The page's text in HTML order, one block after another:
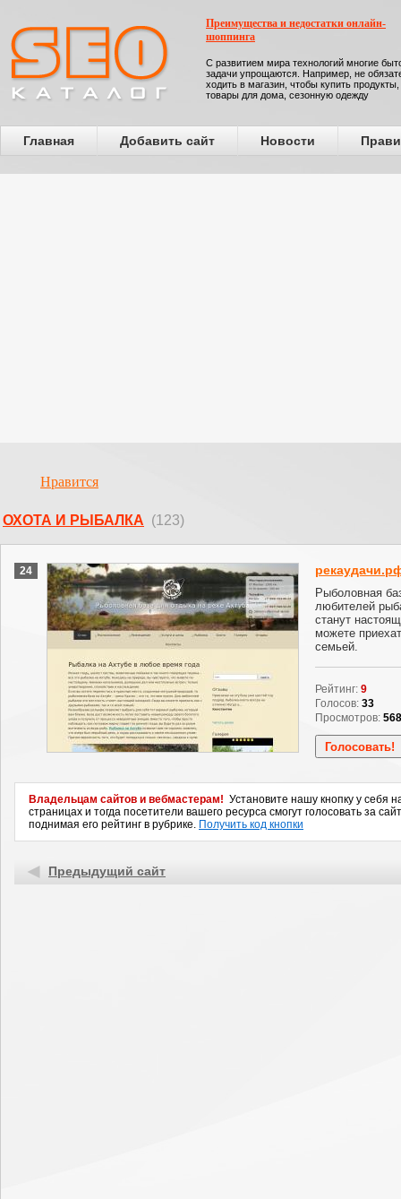
Преимущества и недостатки онлайн-
шоппинга
С развитием мира технологий многие
задачи упрощаются. Например, не
ходить в магазин, чтобы купить продукты,
товары для дома, сезонную одежду
Главная Добавить сайт Новости
Нравится
ОХОТА И РЫБАЛКА (123)
24
Рыболовная
любителей
станут
можете
семьей.
Рейтинг: 9
Голосов: 33
Просмотров:
Владельцам сайтов и вебмастерам! Установите нашу кнопку у себя
страницах и тогда посетители вашего ресурса смогут голосовать за
поднимая его рейтинг в рубрике. Получить код кнопки
Предыдущий сайт